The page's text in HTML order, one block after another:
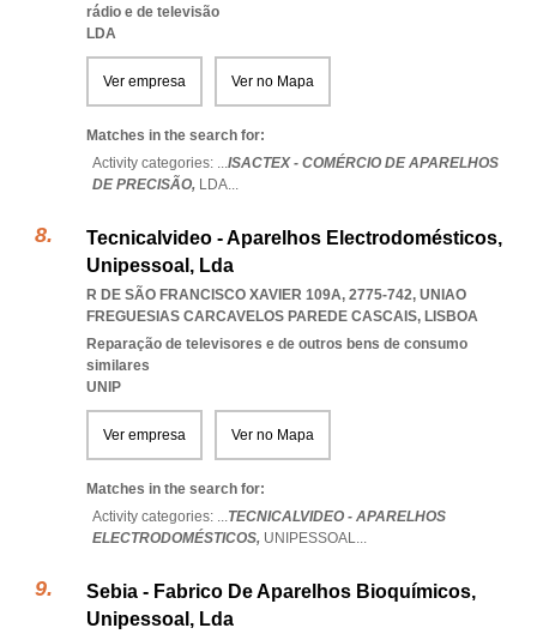
rádio e de televisão
LDA
Ver empresa Ver no Mapa
Matches in the search for:
Activity categories: ...ISACTEX - COMÉRCIO DE APARELHOS
DE PRECISÃO, LDA...
Tecnicalvideo - Aparelhos Electrodomésticos,
Unipessoal, Lda
R DE SÃO FRANCISCO XAVIER 109A, 2775-742, UNIAO
FREGUESIAS CARCAVELOS PAREDE CASCAIS, LISBOA
Reparação de televisores e de outros bens de consumo
similares
UNIP
Ver empresa Ver no Mapa
Matches in the search for:
Activity categories: ...TECNICALVIDEO - APARELHOS
ELECTRODOMÉSTICOS, UNIPESSOAL...
Sebia - Fabrico De Aparelhos Bioquímicos,
Unipessoal, Lda